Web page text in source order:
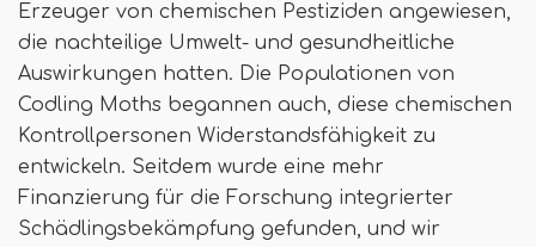
Erzeuger von chemischen Pestiziden angewiesen,
die nachteilige Umwelt- und gesundheitliche
Auswirkungen hatten. Die Populationen von
Codling Moths begannen auch, diese chemischen
Kontrollpersonen Widerstandsfähigkeit zu
entwickeln. Seitdem wurde eine mehr
Finanzierung für die Forschung integrierter
Schädlingsbekämpfung gefunden, und wir